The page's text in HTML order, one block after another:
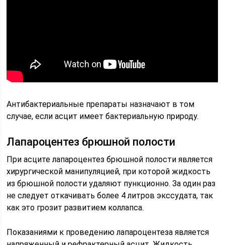
Антибактериальные препараты назначают в том
случае, если асцит имеет бактериальную природу.
Лапароцентез брюшной полости
При асците лапароцентез брюшной полости является
хирургической манипуляцией, при которой жидкость
из брюшной полости удаляют пункционно. За один раз
не следует откачивать более 4 литров экссудата, так
как это грозит развитием коллапса.
Показаниями к проведению лапароцентеза является